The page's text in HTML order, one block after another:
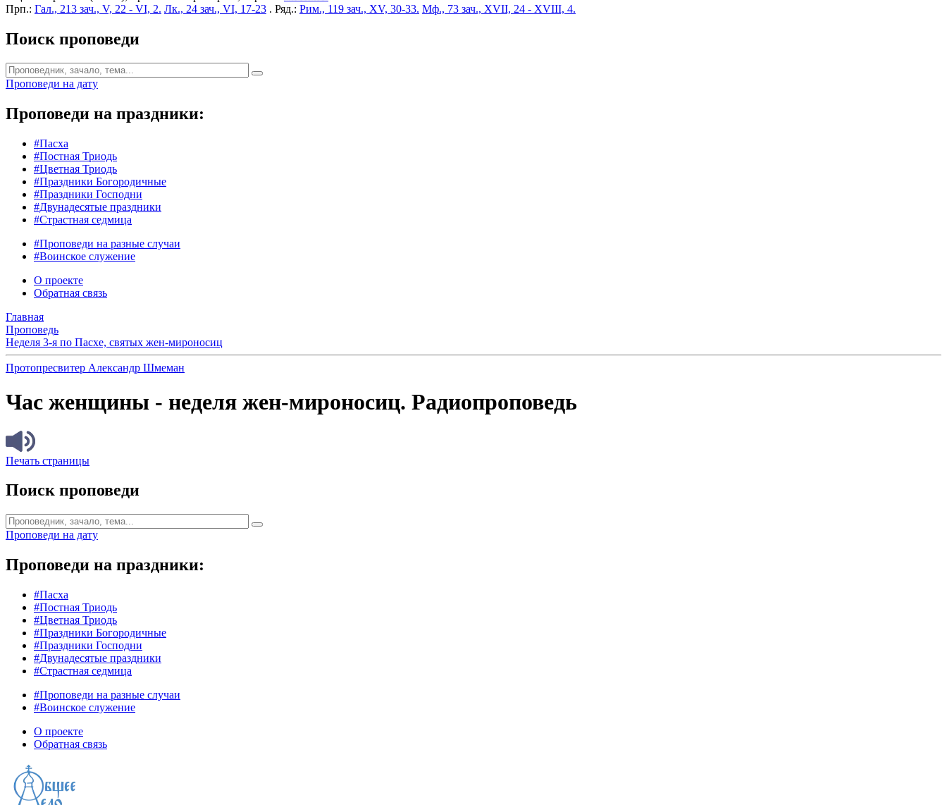
Прп.: Гал., 213 зач., V, 22 - VI, 2. Лк., 24 зач., VI, 17-23 . Ряд.: Рим., 119 зач., XV, 30-33. Мф., 73 зач., XVII, 24 - XVIII, 4.
Поиск проповеди
Проповеди на дату
Проповеди на праздники:
#Пасха
#Постная Триодь
#Цветная Триодь
#Праздники Богородичные
#Праздники Господни
#Двунадесятые праздники
#Страстная седмица
#Проповеди на разные случаи
#Воинское служение
О проекте
Обратная связь
Главная
Проповедь
Неделя 3-я по Пасхе, святых жен-мироносиц
Протопресвитер Александр Шмеман
Час женщины - неделя жен-мироносиц. Радиопроповедь
Печать страницы
Поиск проповеди
Проповеди на дату
Проповеди на праздники:
#Пасха
#Постная Триодь
#Цветная Триодь
#Праздники Богородичные
#Праздники Господни
#Двунадесятые праздники
#Страстная седмица
#Проповеди на разные случаи
#Воинское служение
О проекте
Обратная связь